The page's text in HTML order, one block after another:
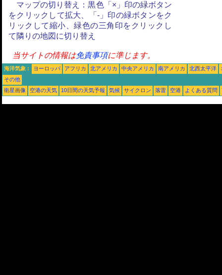
マップの切り替え：黒色「×」印の緑ボタン
をクリックして拡大、「-」印の緑ボタンをク
リックして縮小、緑色の三角印をクリックし
て隣りの地図に切り替え
当サイトの情報は免責事項に準じます。
海洋気象 : ヨーロッパ アフリカ 北アメリカ 中央アメリカ 南アメリカ 北西太平洋
その他
衛星画像
空港の天気 10日間の天気予報 気候 サイクロン 落雷 空港 よくある質問